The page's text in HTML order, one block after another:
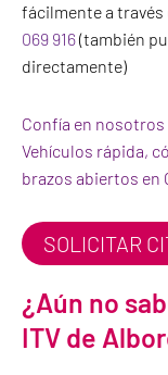
fácilmente a
069 916(también
directamente)
Confía en
Vehículos rápida,
brazos abiertos en
SOLICITAR
¿Aún no
ITV de